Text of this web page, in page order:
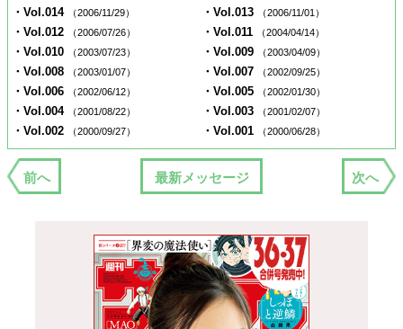
・Vol.014 （2006/11/29） ・Vol.013 （2006/11/01）
・Vol.012 （2006/07/26） ・Vol.011 （2004/04/14）
・Vol.010 （2003/07/23） ・Vol.009 （2003/04/09）
・Vol.008 （2003/01/07） ・Vol.007 （2002/09/25）
・Vol.006 （2002/06/12） ・Vol.005 （2002/01/30）
・Vol.004 （2001/08/22） ・Vol.003 （2001/02/07）
・Vol.002 （2000/09/27） ・Vol.001 （2000/06/28）
前へ 最新メッセージ 次へ